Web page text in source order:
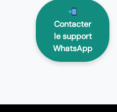
Contacter
le support
WhatsApp